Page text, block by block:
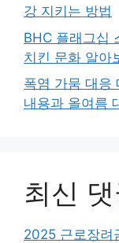
강 지키는 방법
BHC 플래그십
치킨 문화 알아
폭염 가뭄 대응
내용과 올여름
최신
2025 근로장려